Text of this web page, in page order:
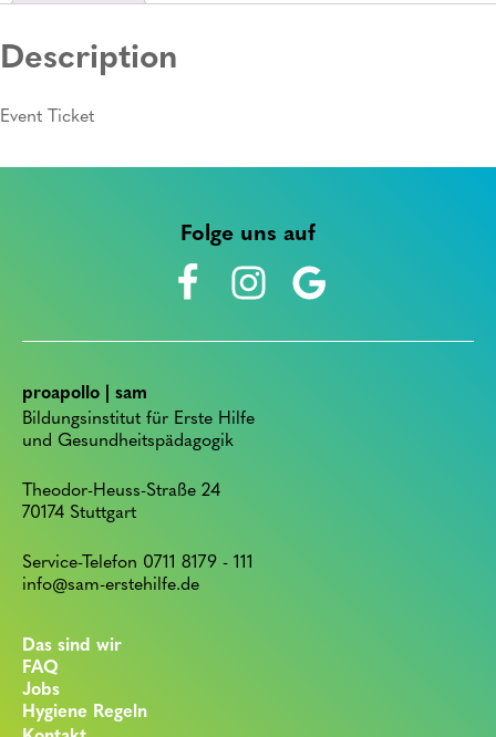
Description
Event Ticket
Folge uns auf
proapollo | sam
Bildungsinstitut für Erste Hilfe
und Gesundheitspädagogik
Theodor-Heuss-Straße 24
70174 Stuttgart
Service-Telefon 0711 8179 - 111
info@sam-erstehilfe.de
Das sind wir
FAQ
Jobs
Hygiene Regeln